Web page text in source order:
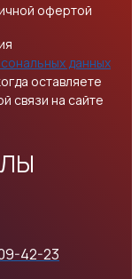
офертой
данных
оставляете
связи на сайте
42-23